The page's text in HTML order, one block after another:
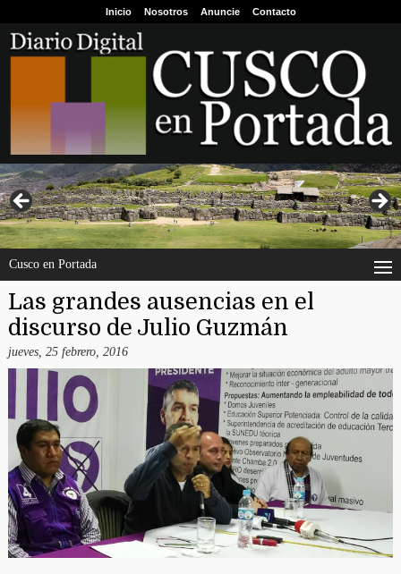
Inicio Nosotros Anuncie Contacto
Cusco en Portada
Las grandes ausencias en el
discurso de Julio Guzmán
jueves, 25 febrero, 2016